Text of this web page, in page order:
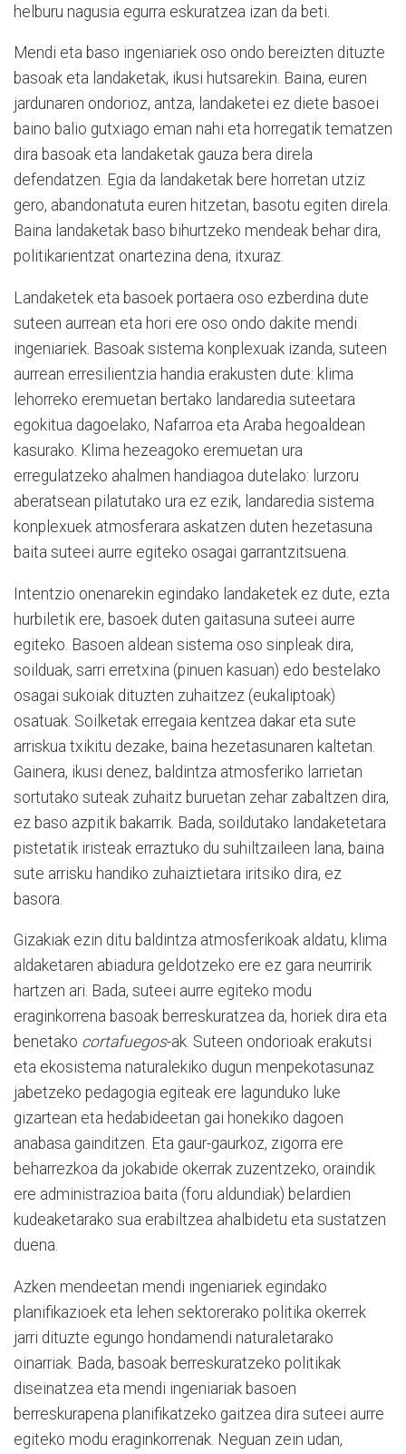
helburu nagusia egurra eskuratzea izan da beti.
Mendi eta baso ingeniariek oso ondo bereizten dituzte
basoak eta landaketak, ikusi hutsarekin. Baina, euren
jardunaren ondorioz, antza, landaketei ez diete basoei
baino balio gutxiago eman nahi eta horregatik tematzen
dira basoak eta landaketak gauza bera direla
defendatzen. Egia da landaketak bere horretan utziz
gero, abandonatuta euren hitzetan, basotu egiten direla.
Baina landaketak baso bihurtzeko mendeak behar dira,
politikarientzat onartezina dena, itxuraz.
Landaketek eta basoek portaera oso ezberdina dute
suteen aurrean eta hori ere oso ondo dakite mendi
ingeniariek. Basoak sistema konplexuak izanda, suteen
aurrean erresilientzia handia erakusten dute: klima
lehorreko eremuetan bertako landaredia suteetara
egokitua dagoelako, Nafarroa eta Araba hegoaldean
kasurako. Klima hezeagoko eremuetan ura
erregulatzeko ahalmen handiagoa dutelako: lurzoru
aberatsean pilatutako ura ez ezik, landaredia sistema
konplexuek atmosferara askatzen duten hezetasuna
baita suteei aurre egiteko osagai garrantzitsuena.
Intentzio onenarekin egindako landaketek ez dute, ezta
hurbiletik ere, basoek duten gaitasuna suteei aurre
egiteko. Basoen aldean sistema oso sinpleak dira,
soilduak, sarri erretxina (pinuen kasuan) edo bestelako
osagai sukoiak dituzten zuhaitzez (eukaliptoak)
osatuak. Soilketak erregaia kentzea dakar eta sute
arriskua txikitu dezake, baina hezetasunaren kaltetan.
Gainera, ikusi denez, baldintza atmosferiko larrietan
sortutako suteak zuhaitz buruetan zehar zabaltzen dira,
ez baso azpitik bakarrik. Bada, soildutako landaketetara
pistetatik iristeak erraztuko du suhiltzaileen lana, baina
sute arrisku handiko zuhaiztietara iritsiko dira, ez
basora.
Gizakiak ezin ditu baldintza atmosferikoak aldatu, klima
aldaketaren abiadura geldotzeko ere ez gara neurririk
hartzen ari. Bada, suteei aurre egiteko modu
eraginkorrena basoak berreskuratzea da, horiek dira eta
benetako cortafuegos-ak. Suteen ondorioak erakutsi
eta ekosistema naturalekiko dugun menpekotasunaz
jabetzeko pedagogia egiteak ere lagunduko luke
gizartean eta hedabideetan gai honekiko dagoen
anabasa gainditzen. Eta gaur-gaurkoz, zigorra ere
beharrezkoa da jokabide okerrak zuzentzeko, oraindik
ere administrazioa baita (foru aldundiak) belardien
kudeaketarako sua erabiltzea ahalbidetu eta sustatzen
duena.
Azken mendeetan mendi ingeniariek egindako
planifikazioek eta lehen sektorerako politika okerrek
jarri dituzte egungo hondamendi naturaletarako
oinarriak. Bada, basoak berreskuratzeko politikak
diseinatzea eta mendi ingeniariak basoen
berreskurapena planifikatzeko gaitzea dira suteei aurre
egiteko modu eraginkorrenak. Neguan zein udan,